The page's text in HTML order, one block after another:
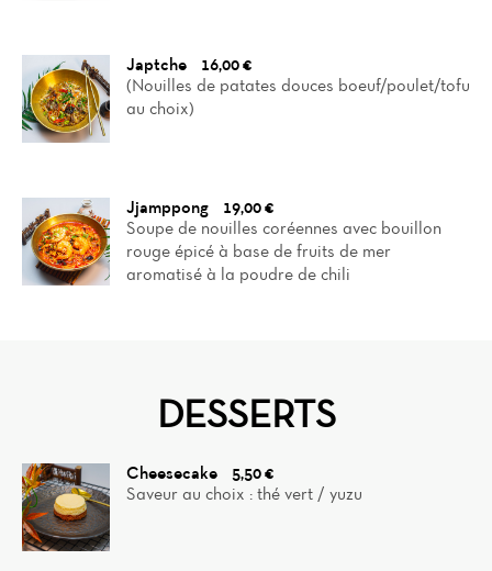
Japtche
16,00 €
(Nouilles de patates douces boeuf/poulet/tofu
au choix)
Jjamppong
19,00 €
Soupe de nouilles coréennes avec bouillon
rouge épicé à base de fruits de mer
aromatisé à la poudre de chili
DESSERTS
Cheesecake
5,50 €
Saveur au choix : thé vert / yuzu